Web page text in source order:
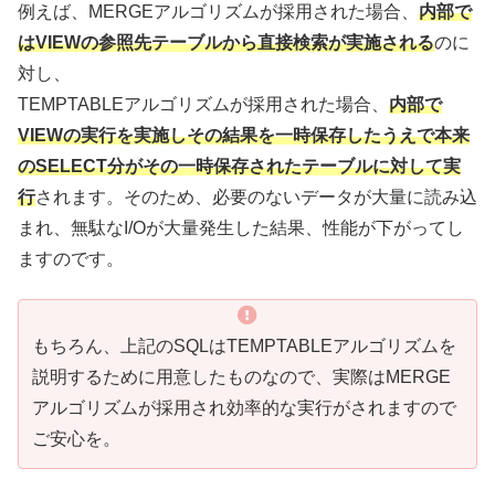
例えば、MERGEアルゴリズムが採用された場合、 内部で
はVIEWの参照先テーブルから直接検索が実施されるのに
対し、
TEMPTABLEアルゴリズムが採用された場合、 内部で
VIEWの実行を実施しその結果を一時保存したうえで本来
のSELECT分がその一時保存されたテーブルに対して実
行されます。そのため、必要のないデータが大量に読み込
まれ、無駄なI/Oが大量発生した結果、性能が下がってし
ますのです。
もちろん、上記のSQLはTEMPTABLEアルゴリズムを
説明するために用意したものなので、実際はMERGE
アルゴリズムが採用され効率的な実行がされますので
ご安心を。